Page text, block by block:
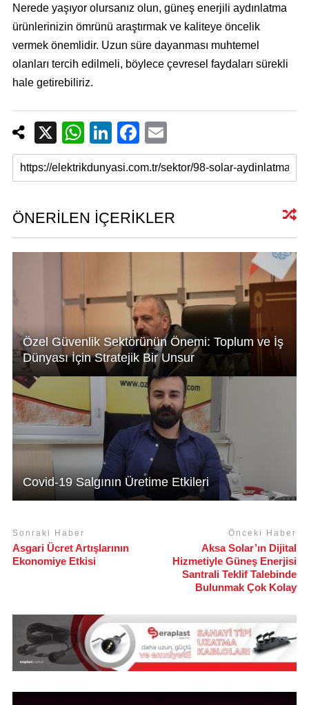
Nerede yaşıyor olursanız olun, güneş enerjili aydınlatma
ürünlerinizin ömrünü araştırmak ve kaliteye öncelik
vermek önemlidir. Uzun süre dayanması muhtemel
olanları tercih edilmeli, böylece çevresel faydaları sürekli
hale getirebiliriz.
X
W
h
at
A
p
Li
n
k
dI
n
F
a
c
b
o
k
m
ail
ÖNERİLEN İÇERİKLER
Özel Güvenlik Sektörünün Önemi: Toplum ve İş
Dünyası İçin Stratejik Bir Unsur
Covid-19 Salgının Üretime Etkileri
Sonraki Haber
Asgari Ücret Artışlarının
Ekonomiye Etkisi
Önceki Haber
Aksa Solar’ın Dijital
Hizmetiyle Güneş Enerjisi
Santrali Teklif Talebinde
Bulunmak Çok Kolay